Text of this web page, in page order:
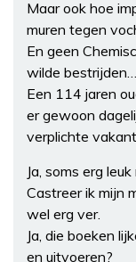
Maar ook hoe
muren tegen
En geen
wilde bestrijden…
Een 114 jaren
er gewoon
verplichte
Ja, soms erg
Castreer ik mijn
wel erg ver.
Ja, die boeken
en uitvoeren?